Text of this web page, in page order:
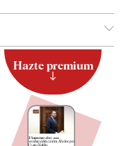
Hazte premium